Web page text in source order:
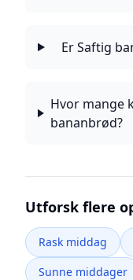
Er Saftig
Hvor mange
bananbrød?
Utforsk flere
Rask middag
Sunne middager